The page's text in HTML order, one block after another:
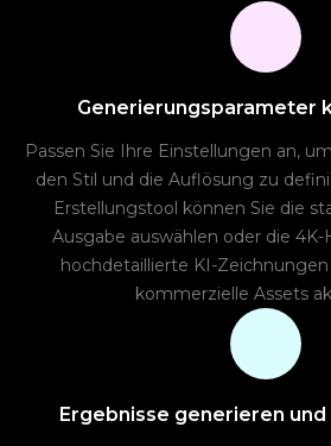
Generierungsparameter
Passen Sie Ihre Einstellungen an,
den Stil und die Auflösung zu
Erstellungstool können Sie die
Ausgabe auswählen oder die
hochdetaillierte KI-
kommerzielle Assets
Ergebnisse generieren